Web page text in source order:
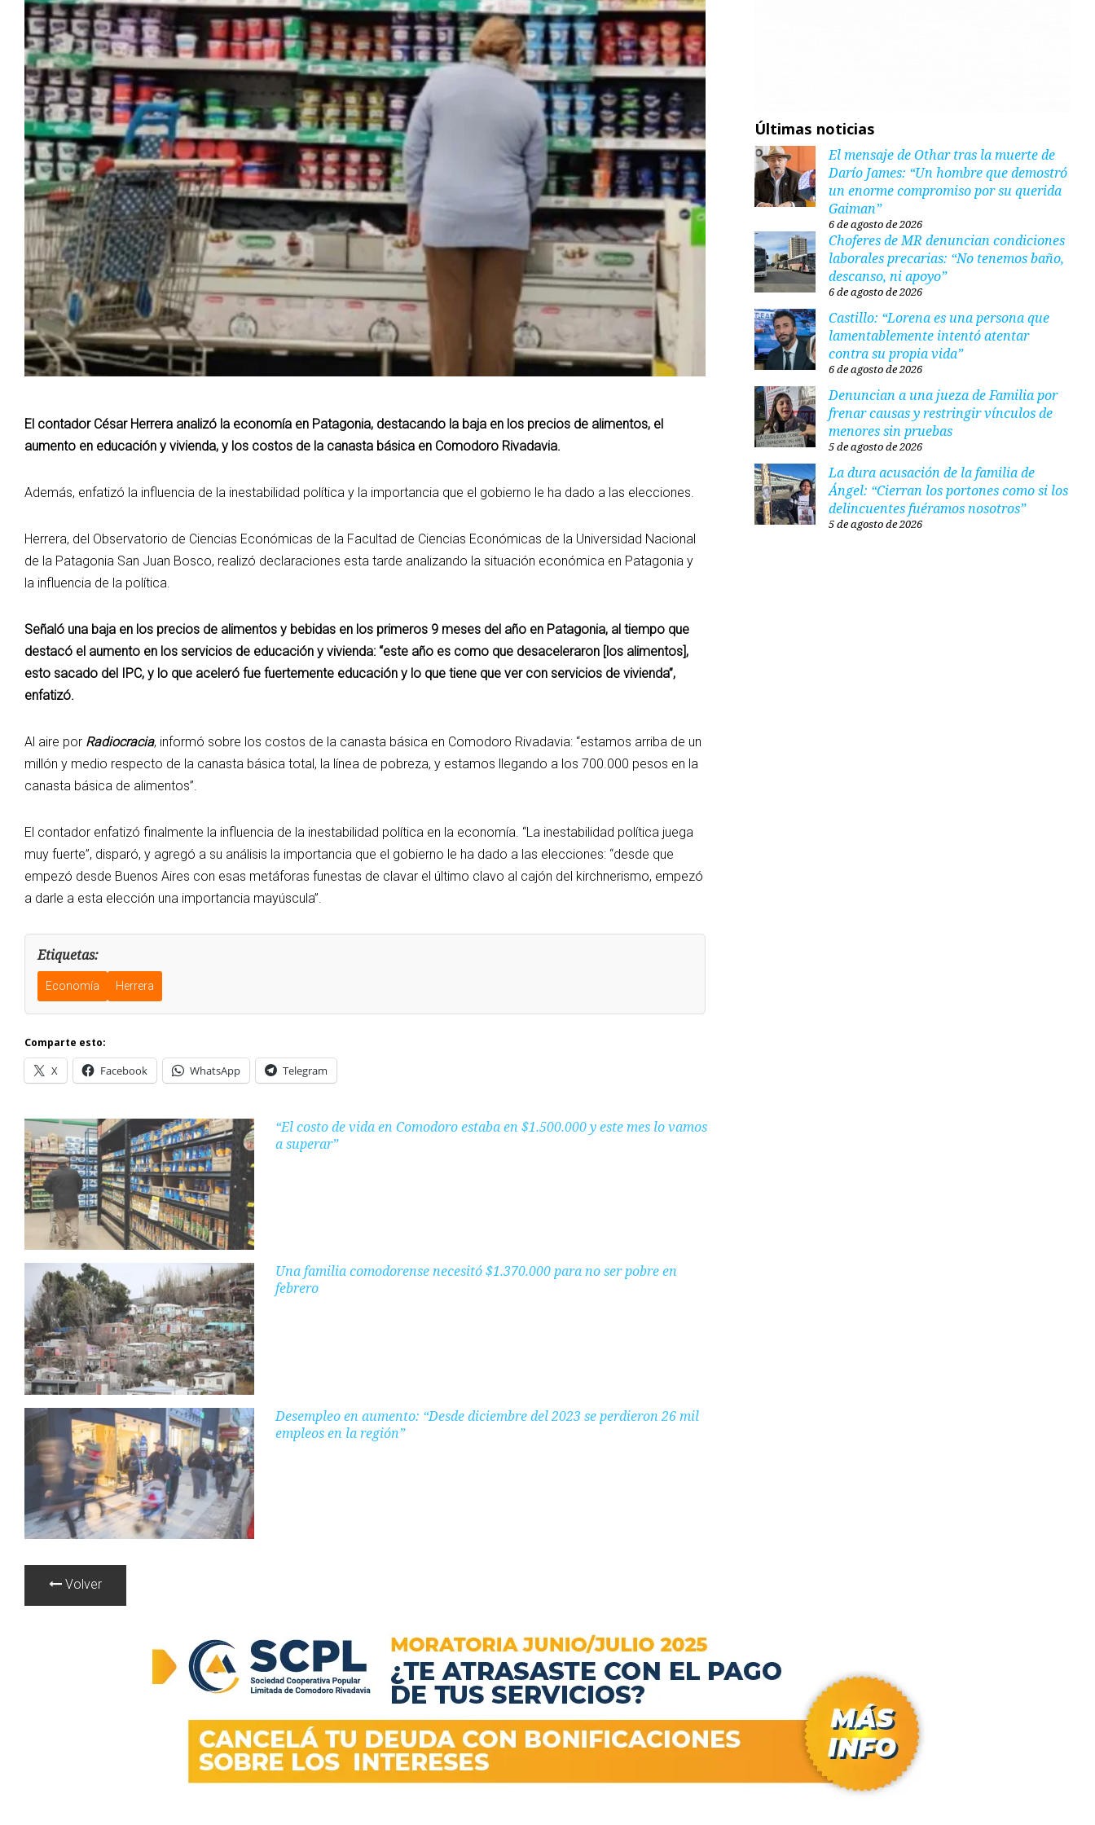
El contador César Herrera analizó la economía en Patagonia, destacando la baja en los precios de alimentos, el
aumento en educación y vivienda, y los costos de la canasta básica en Comodoro Rivadavia.
Además, enfatizó la influencia de la inestabilidad política y la importancia que el gobierno le ha dado a las elecciones.
Herrera, del Observatorio de Ciencias Económicas de la Facultad de Ciencias Económicas de la Universidad Nacional
de la Patagonia San Juan Bosco, realizó declaraciones esta tarde analizando la situación económica en Patagonia y
la influencia de la política.
Señaló una baja en los precios de alimentos y bebidas en los primeros 9 meses del año en Patagonia, al tiempo que
destacó el aumento en los servicios de educación y vivienda: “este año es como que desaceleraron [los alimentos],
esto sacado del IPC, y lo que aceleró fue fuertemente educación y lo que tiene que ver con servicios de vivienda”,
enfatizó.
Al aire por Radiocracia, informó sobre los costos de la canasta básica en Comodoro Rivadavia: “estamos arriba de un
millón y medio respecto de la canasta básica total, la línea de pobreza, y estamos llegando a los 700.000 pesos en la
canasta básica de alimentos”.
El contador enfatizó finalmente la influencia de la inestabilidad política en la economía. “La inestabilidad política juega
muy fuerte”, disparó, y agregó a su análisis la importancia que el gobierno le ha dado a las elecciones: “desde que
empezó desde Buenos Aires con esas metáforas funestas de clavar el último clavo al cajón del kirchnerismo, empezó
a darle a esta elección una importancia mayúscula”.
Etiquetas:
Economía Herrera
Comparte esto:
X Facebook WhatsApp Telegram
“El costo de vida en Comodoro estaba en $1.500.000 y este mes lo vamos
a superar”
Una familia comodorense necesitó $1.370.000 para no ser pobre en
febrero
Desempleo en aumento: “Desde diciembre del 2023 se perdieron 26 mil
empleos en la región”
Volver
Últimas noticias
El mensaje de Othar tras la muerte de
Darío James: “Un hombre que demostró
un enorme compromiso por su querida
Gaiman”
6 de agosto de 2026
Choferes de MR denuncian condiciones
laborales precarias: “No tenemos baño,
descanso, ni apoyo”
6 de agosto de 2026
Castillo: “Lorena es una persona que
lamentablemente intentó atentar
contra su propia vida”
6 de agosto de 2026
Denuncian a una jueza de Familia por
frenar causas y restringir vínculos de
menores sin pruebas
5 de agosto de 2026
La dura acusación de la familia de
Ángel: “Cierran los portones como si los
delincuentes fuéramos nosotros”
5 de agosto de 2026